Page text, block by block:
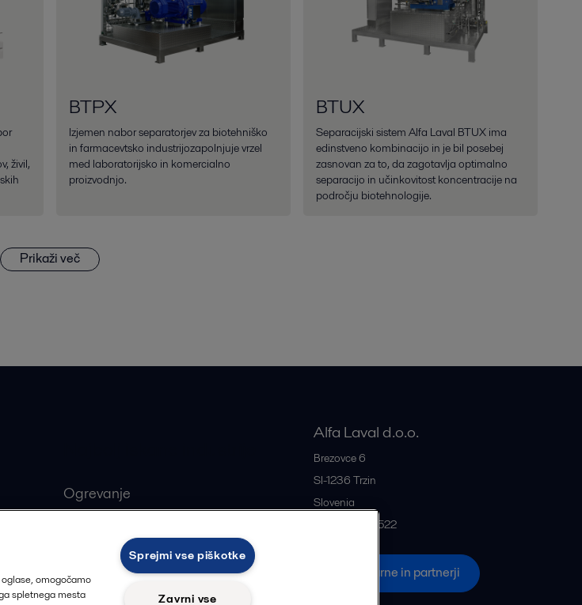
živil,
BTPX
Izjemen nabor separatorjev za biotehniško
in farmacevtsko industrijozapolnjuje vrzel
med laboratorijsko in komercialno
proizvodnjo.
BTUX
Separacijski sistem Alfa Laval BTUX ima
edinstveno kombinacijo in je bil posebej
zasnovan za to, da zagotavlja optimalno
separacijo in učinkovitost koncentracije na
področju biotehnologije.
Prikaži več
Ogrevanje
Farmacevtska industrija
Proizvodnja hrane in pijače
Alfa Laval d.o.o.
Brezovce 6
SI-1236 Trzin
Slovenia
+386 1 5637522
Vse pisarne in partnerji
omogočamo
spletnega mesta
Sprejmi vse piškotke
Zavrni vse